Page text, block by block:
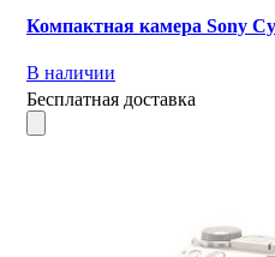
Компактная камера Sony
В наличии
Бесплатная доставка